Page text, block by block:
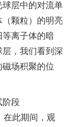
层中的对流单
颗粒）的明亮
等离子体的暗
，我们看到深
场积聚的位
阶段
在此期间，观